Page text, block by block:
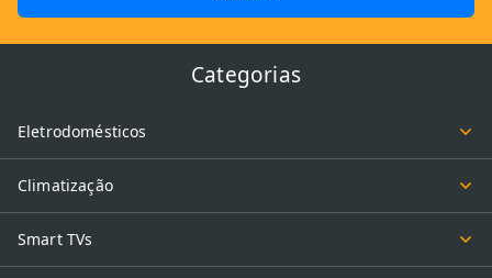
Categorias
Eletrodomésticos
Climatização
Smart TVs